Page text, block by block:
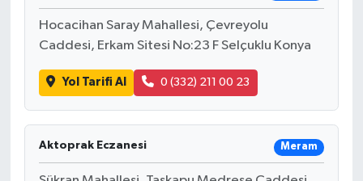
Hocacihan Saray Mahallesi, Çevreyolu
Caddesi, Erkam Sitesi No:23 F Selçuklu Konya
Yol Tarifi Al 0 (332) 211 00 23
Aktoprak Eczanesi Meram